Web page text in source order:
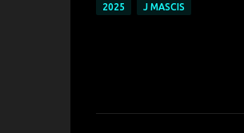
2025 J MASCIS